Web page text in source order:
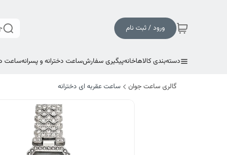
ورود / ثبت نام
دسته‌بندی کالاهاخانهپیگیری سفارشساعت دخترانه و پسرانهساعت
گالری ساعت جوان ساعت عقربه ای دخترانه